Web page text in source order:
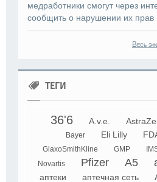
медработники смогут через
сообщить о нарушении их прав
Весь
ТЕГИ
36'6 A.v.e.
Bayer Eli Lilly
GlaxoSmithKline GMP
Novartis
Pfizer А5
аптеки аптечная сеть